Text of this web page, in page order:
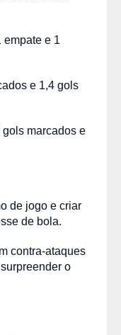
empate e 1
e 1,4 gols
gols marcados e
de jogo e criar
de bola.
contra-ataques
o